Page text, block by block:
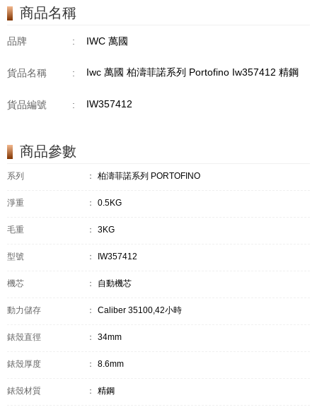
商品名稱
品牌 : IWC 萬國
貨品名稱 : Iwc 萬國 柏濤菲諾系列 Portofino Iw357412 精鋼
貨品編號 : IW357412
商品參數
系列 ： 柏濤菲諾系列 PORTOFINO
淨重 ： 0.5KG
毛重 ： 3KG
型號 ： IW357412
機芯 ： 自動機芯
動力儲存 ： Caliber 35100,42小時
錶殼直徑 ： 34mm
錶殼厚度 ： 8.6mm
錶殼材質 ： 精鋼